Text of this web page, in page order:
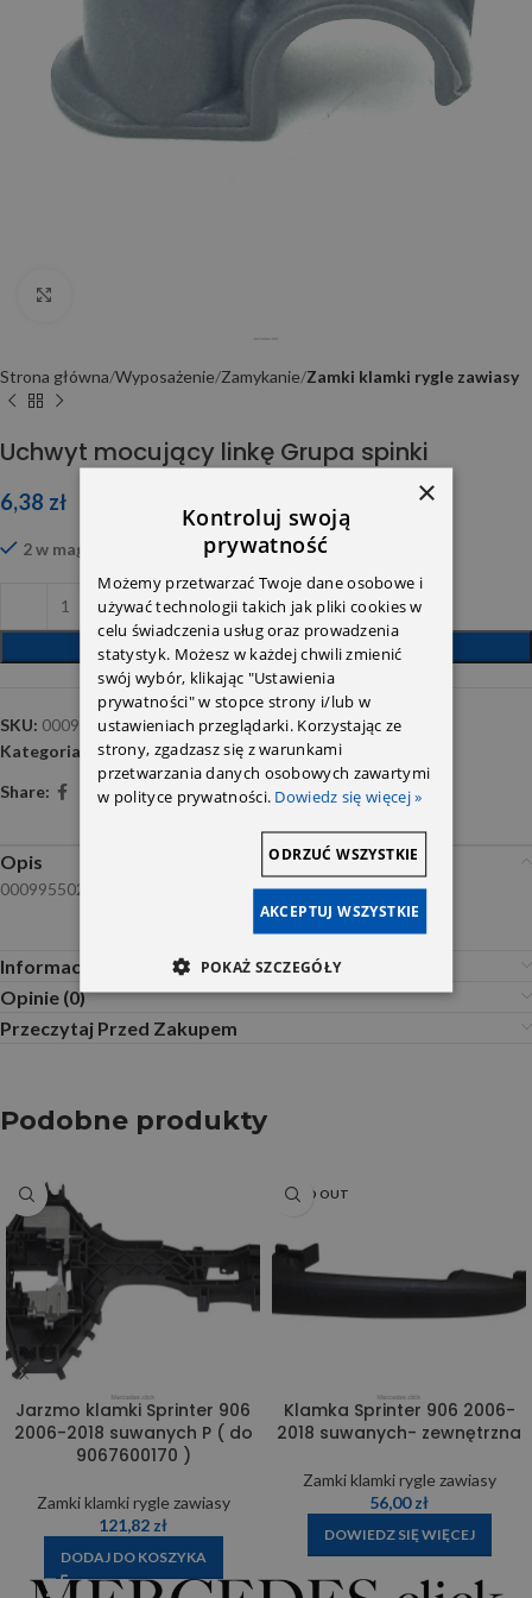
Strona główna Wyposażenie Zamykanie Zamki klamki rygle zawiasy
Uchwyt mocujący linkę Grupa spinki
6,38 zł
2 w magazynie
DODAJ DO KOSZYKA
SKU: 0009955020
Kategoria:
Zamki klamki rygle zawiasy
Share:
Opis
0009955020
Informacje dodatkowe
Opinie (0)
Przeczytaj Przed Zakupem
Podobne produkty
Jarzmo klamki Sprinter 906
2006-2018 suwanych P ( do
9067600170 )
Zamki klamki rygle zawiasy
121,82 zł
DODAJ DO KOSZYKA
SOLD OUT
Klamka Sprinter 906 2006-
2018 suwanych- zewnętrzna
Zamki klamki rygle zawiasy
56,00zł
DOWIEDZ SIĘ WIĘCEJ
×
Kontroluj swoją
prywatność
Możemy przetwarzać Twoje dane osobowe i
używać technologii takich jak pliki cookies w
celu świadczenia usług oraz prowadzenia
statystyk. Możesz w każdej chwili zmienić
swój wybór, klikając "Ustawienia
prywatności" w stopce strony i/lub w
ustawieniach przeglądarki. Korzystając ze
strony, zgadzasz się z warunkami
przetwarzania danych osobowych zawartymi
w polityce prywatności. Dowiedz się więcej »
AKCEPTUJ WSZYSTKIE
ODRZUĆ WSZYSTKIE
POKAŻ SZCZEGÓŁY